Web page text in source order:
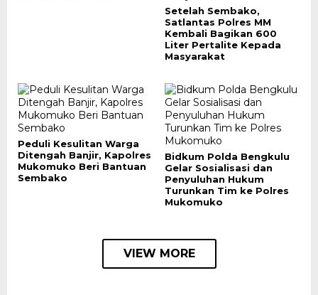
Setelah Sembako,
Satlantas Polres MM
Kembali Bagikan 600
Liter Pertalite Kepada
Masyarakat
Peduli Kesulitan Warga
Ditengah Banjir, Kapolres
Mukomuko Beri Bantuan
Sembako
Bidkum Polda Bengkulu
Gelar Sosialisasi dan
Penyuluhan Hukum
Turunkan Tim ke Polres
Mukomuko
VIEW MORE